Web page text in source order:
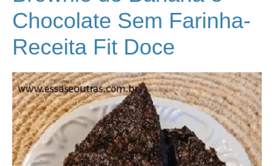
Chocolate Sem Farinha-
Receita Fit Doce